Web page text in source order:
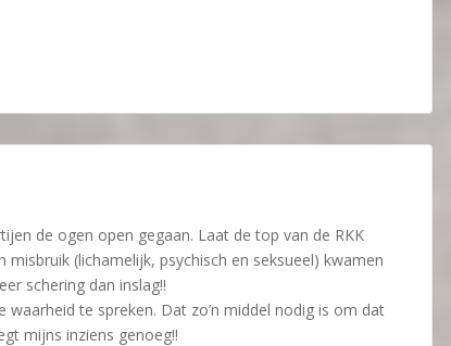
de ogen open gegaan. Laat de top van de RKK
(lichamelijk, psychisch en seksueel) kwamen
schering dan inslag!!
te spreken. Dat zo’n middel nodig is om dat
mijns inziens genoeg!!